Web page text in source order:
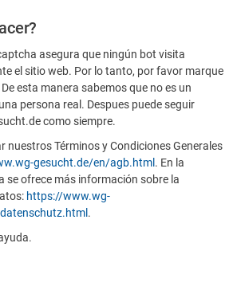
asegura que ningún bot visita
el sitio web. Por lo tanto, por favor marque
esta manera sabemos que no es un
persona real. Despues puede seguir
como siempre.
nuestros Términos y Condiciones Generales
gesucht.de/en/agb.html . En la
se ofrece más información sobre la
https://www.wg-
.